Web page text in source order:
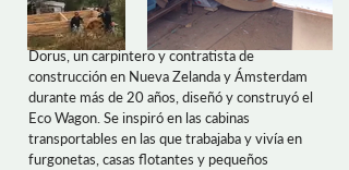
Dorus, un carpintero y contratista de
construcción en Nueva Zelanda y Ámsterdam
durante más de 20 años, diseñó y construyó el
Eco Wagon. Se inspiró en las cabinas
transportables en las que trabajaba y vivía en
furgonetas, casas flotantes y pequeños